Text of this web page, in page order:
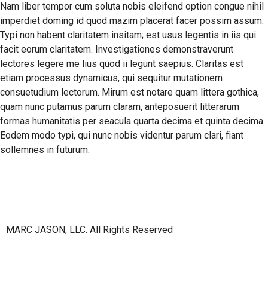
Nam liber tempor cum soluta nobis eleifend option congue nihil
imperdiet doming id quod mazim placerat facer possim assum.
Typi non habent claritatem insitam; est usus legentis in iis qui
facit eorum claritatem. Investigationes demonstraverunt
lectores legere me lius quod ii legunt saepius. Claritas est
etiam processus dynamicus, qui sequitur mutationem
consuetudium lectorum. Mirum est notare quam littera gothica,
quam nunc putamus parum claram, anteposuerit litterarum
formas humanitatis per seacula quarta decima et quinta decima.
Eodem modo typi, qui nunc nobis videntur parum clari, fiant
sollemnes in futurum.
MARC JASON, LLC. All Rights Reserved